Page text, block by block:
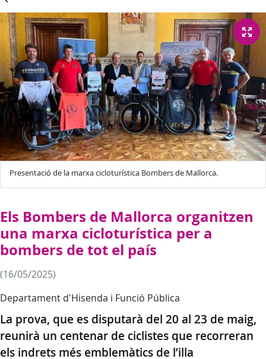
Presentació de la marxa cicloturística Bombers de Mallorca.
Els Bombers de Mallorca organitzen
una marxa cicloturística per a
bombers de tot el país
(16/05/2025)
Departament d'Hisenda i Funció Pública
La prova, que es disputarà del 20 al 23 de maig,
reunirà un centenar de ciclistes que recorreran
els indrets més emblemàtics de l’illa